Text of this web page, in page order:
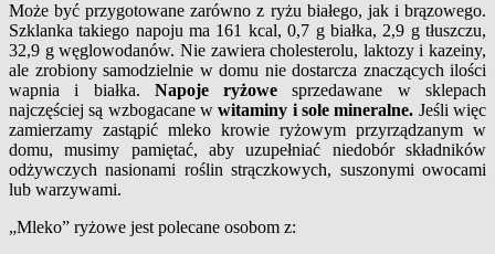
Może być przygotowane zarówno z ryżu białego, jak i brązowego.
Szklanka takiego napoju ma 161 kcal, 0,7 g białka, 2,9 g tłuszczu,
32,9 g węglowodanów. Nie zawiera cholesterolu, laktozy i kazeiny,
ale zrobiony samodzielnie w domu nie dostarcza znaczących ilości
wapnia i białka. Napoje ryżowe sprzedawane w sklepach
najczęściej są wzbogacane wwitaminy i sole mineralne. Jeśli więc
zamierzamy zastąpić mleko krowie ryżowym przyrządzanym w
domu, musimy pamiętać, aby uzupełniać niedobór składników
odżywczych nasionami roślin strączkowych, suszonymi owocami
lub warzywami.
„Mleko” ryżowe jest polecane osobom z: